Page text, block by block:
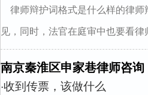
律师辩护词格式是什么样的律
见，同时，法官在庭审中也要看
南京秦淮区申家巷律师咨询
·收到传票，该做什么